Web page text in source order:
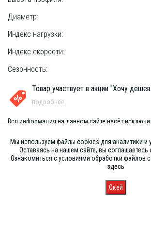
Диаметр:
Индекс нагрузки:
Индекс скорости:
Сезонность:
Товар участвует в акции "Хочу
подробнее
Вся информация на данном сайте несёт
публичной офертой, определяемой положениями
РФ
Запись
Мы используем файлы cookies для аналитики и
Оставаясь на нашем сайте, вы соглашаетесь
Ознакомиться с условиями обработки файлов
здесь
Окей